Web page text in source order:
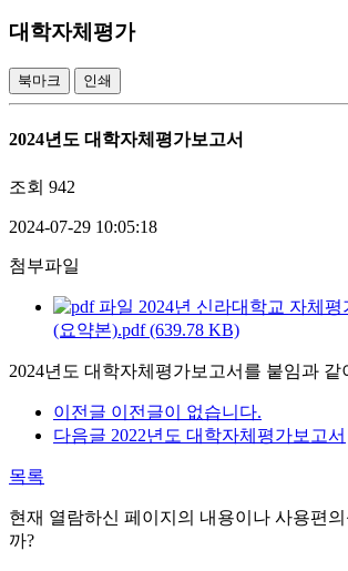
대학자체평가
북마크 인쇄
2024년도 대학자체평가보고서
조회 942
2024-07-29 10:05:18
첨부파일
2024년 신라대학교 자체평
(요약본).pdf (639.78 KB)
2024년도 대학자체평가보고서를 붙임과 같
이전글 이전글이 없습니다.
다음글 2022년도 대학자체평가보고서
목록
현재 열람하신 페이지의 내용이나 사용편
까?